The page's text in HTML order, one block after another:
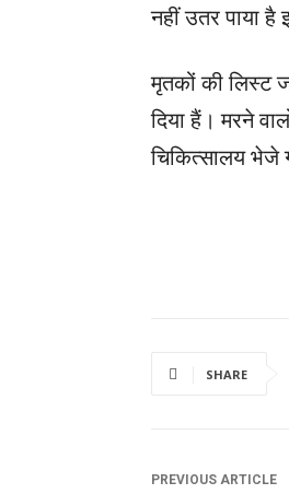
नहीं उतर पाया है
मृतकों की लिस्ट
दिया हैं। मरने
चिकित्सालय भेजे
SHARE
PREVIOUS ARTICLE